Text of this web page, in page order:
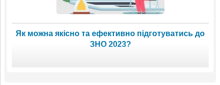
Як можна якісно та ефективно підготуватись до
ЗНО 2023?